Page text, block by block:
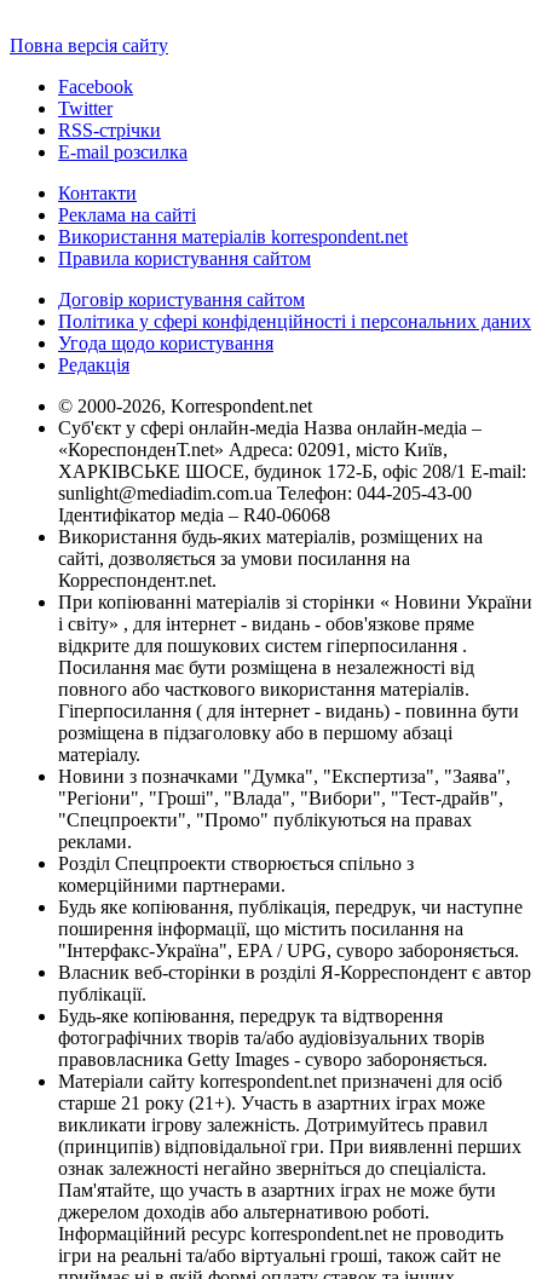
Повна версія сайту
Facebook
Twitter
RSS-стрічки
E-mail розсилка
Контакти
Реклама на сайті
Використання матеріалів korrespondent.net
Правила користування сайтом
Договір користування сайтом
Політика у сфері конфіденційності і персональних даних
Угода щодо користування
Редакція
© 2000-2026, Korrespondent.net
Суб'єкт у сфері онлайн-медіа Назва онлайн-медіа –
«КореспонденТ.net» Адреса: 02091, місто Київ,
ХАРКІВСЬКЕ ШОСЕ, будинок 172-Б, офіс 208/1 E-mail:
sunlight@mediadim.com.ua Телефон: 044-205-43-00
Ідентифікатор медіа – R40-06068
Використання будь-яких матеріалів, розміщених на
сайті, дозволяється за умови посилання на
Корреспондент.net.
При копіюванні матеріалів зі сторінки « Новини України
і світу» , для інтернет - видань - обов'язкове пряме
відкрите для пошукових систем гіперпосилання .
Посилання має бути розміщена в незалежності від
повного або часткового використання матеріалів.
Гіперпосилання ( для інтернет - видань) - повинна бути
розміщена в підзаголовку або в першому абзаці
матеріалу.
Новини з позначками "Думка", "Експертиза", "Заява",
"Регіони", "Гроші", "Влада", "Вибори", "Тест-драйв",
"Спецпроекти", "Промо" публікуються на правах
реклами.
Розділ Спецпроекти створюється спільно з
комерційними партнерами.
Будь яке копіювання, публікація, передрук, чи наступне
поширення інформації, що містить посилання на
"Інтерфакс-Україна", EPA / UPG, суворо забороняється.
Власник веб-сторінки в розділі Я-Корреспондент є автор
публікації.
Будь-яке копіювання, передрук та відтворення
фотографічних творів та/або аудіовізуальних творів
правовласника Getty Images - суворо забороняється.
Матеріали сайту korrespondent.net призначені для осіб
старше 21 року (21+). Участь в азартних іграх може
викликати ігрову залежність. Дотримуйтесь правил
(принципів) відповідальної гри. При виявленні перших
ознак залежності негайно зверніться до спеціаліста.
Пам'ятайте, що участь в азартних іграх не може бути
джерелом доходів або альтернативою роботі.
Інформаційний ресурс korrespondent.net не проводить
ігри на реальні та/або віртуальні гроші, також сайт не